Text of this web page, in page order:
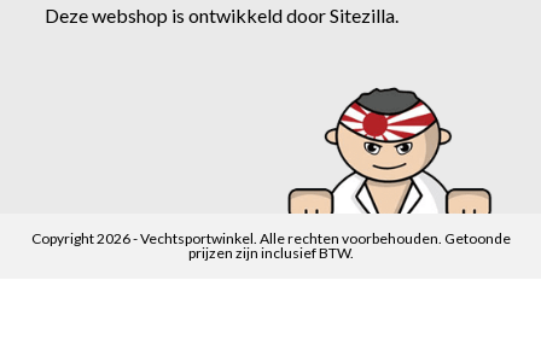
Deze webshop is ontwikkeld doorSitezilla.
Copyright 2026 - Vechtsportwinkel. Alle rechten voorbehouden. Getoonde
prijzen zijn inclusief BTW.